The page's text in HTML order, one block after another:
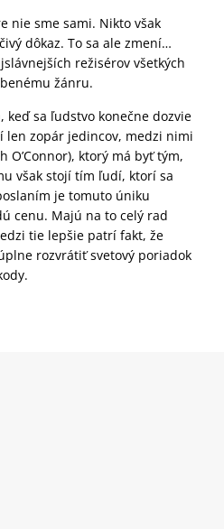
nie sme sami. Nikto však
dôkaz. To sa ale zmení…
režisérov všetkých
žánru.
sa ľudstvo konečne dozvie
len zopár jedincov, medzi nimi
O’Connor), ktorý má byť tým,
však stojí tím ľudí, ktorí sa
je tomuto úniku
cenu. Majú na to celý rad
tie lepšie patrí fakt, že
rozvrátiť svetový poriadok